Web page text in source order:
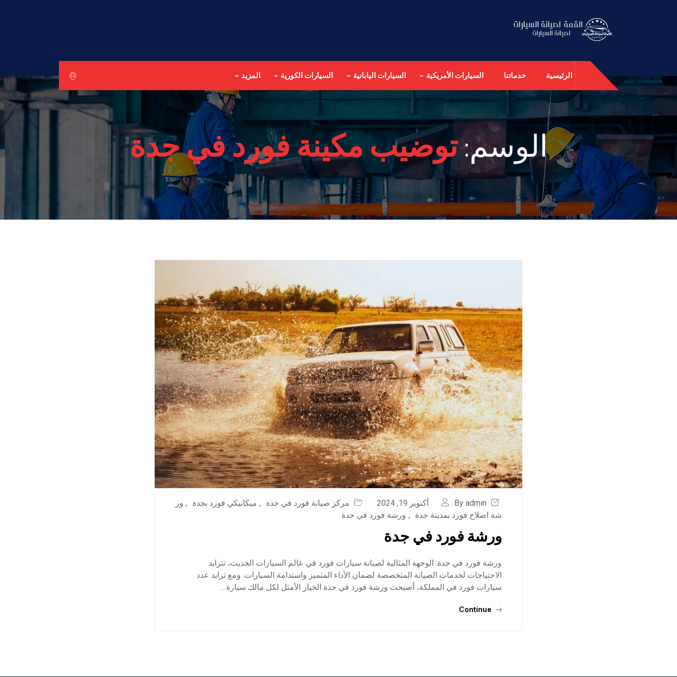
الرئيسية خدماتنا السيارات الأمريكية السيارات اليابانية السيارات الكورية المزيد
الوسم:توضيب مكينة فورد في جدة
By admin أكتوبر 19, 2024 مركز صيانة فورد في جدة , ميكانيكي فورد بجدة , ور
شة اصلاح فورد بمدينة جدة
, ورشة فورد في جدة
ورشة فورد في جدة
ورشة فورد في جدة: الوجهة المثالية لصيانة سيارات فورد في عالم السيارات الحديث، تتزايد
الاحتياجات لخدمات الصيانة المتخصصة لضمان الأداء المتميز واستدامة السيارات. ومع تزايد عدد
سيارات فورد في المملكة، أصبحت ورشة فورد في جدة الخيار الأمثل لكل مالك سيارة…
Continue